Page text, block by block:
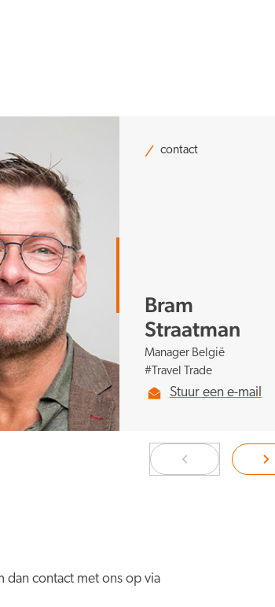
contact
Bram
Straatman
Manager België
#Travel Trade
Stuur een e-mail
dan contact met ons op via